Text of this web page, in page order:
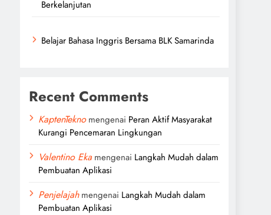
Berkelanjutan
Belajar Bahasa Inggris Bersama BLK Samarinda
Recent Comments
KaptenTeknomengenai Peran Aktif Masyarakat
Kurangi Pencemaran Lingkungan
Valentino Eka mengenai Langkah Mudah dalam
Pembuatan Aplikasi
Penjelajahmengenai Langkah Mudah dalam
Pembuatan Aplikasi